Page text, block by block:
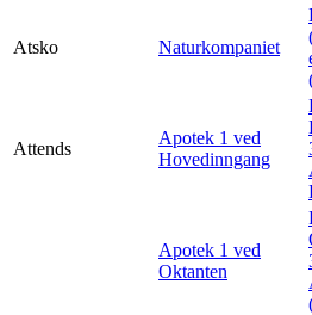
Atsko Naturkompaniet
Attends
Apotek 1 ved
Hovedinngang
Apotek 1 ved
Oktanten